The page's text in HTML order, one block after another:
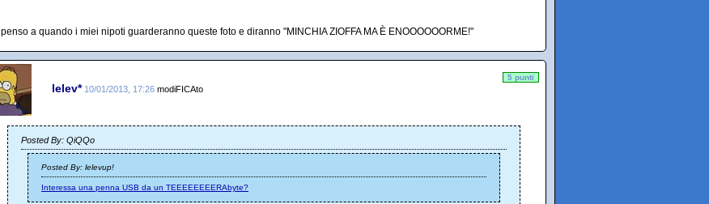
penso a quando i miei nipoti guarderanno queste foto e diranno "MINCHIA ZIOFFA MA È ENOOOOOORME!"
lelev* 10/01/2013, 17:26 modiFICAto
5 punti
Posted By: QiQQo
Posted By: lelevup!
Interessa una penna USB da un TEEEEEEEERAbyte?